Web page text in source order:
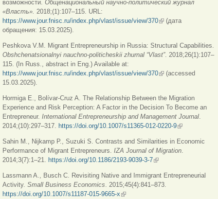
возможности. Общенациональный научно-политический журнал
«Власть». 2018;(1):107–115. URL:
https://www.jour.fnisc.ru/index.php/vlast/issue/view/370(внешняя ссылка)
(дата
обращения: 15.03.2025).
Peshkova V.M. Migrant Entrepreneurship in Russia: Structural Capabilities.
Obshchenatsionalnyi nauchno-politicheskii zhurnal “Vlast”. 2018;26(1):107–
115. (In Russ., abstract in Eng.) Available at:
https://www.jour.fnisc.ru/index.php/vlast/issue/view/370(внешняя ссылка)
(accessed
15.03.2025).
Hormiga E., Bolívar-Cruz A. The Relationship Between the Migration
Experience and Risk Perception: A Factor in the Decision To Become an
Entrepreneur. International Entrepreneurship and Management Journal.
2014;(10):297–317. https://doi.org/10.1007/s11365-012-0220-9(внешняя
Sahin M., Nijkamp P., Suzuki S. Contrasts and Similarities in Economic
Performance of Migrant Entrepreneurs. IZA Journal of Migration.
2014;3(7):1–21. https://doi.org/10.1186/2193-9039-3-7(внешняя ссылка)
Lassmann A., Busch C. Revisiting Native and Immigrant Entrepreneurial
Activity. Small Business Economics. 2015;45(4):841–873.
https://doi.org/10.1007/s11187-015-9665-x (внешняя ссылка)